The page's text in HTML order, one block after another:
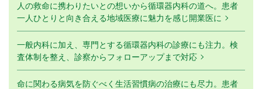
人の救命に携わりたいとの想いから循環器内科の道へ。患者
一人ひとりと向き合える地域医療に魅力を感じ開業医に
一般内科に加え、専門とする循環器内科の診療にも注力。検
査体制を整え、診察からフォローアップまで対応
命に関わる病気を防ぐべく生活習慣病の治療にも尽力。患者